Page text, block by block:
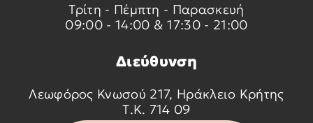
Τρίτη - Πέμπτη - Παρασκευή
09:00 - 14:00 & 17:30 - 21:00
Διεύθυνση
Λεωφόρος Κνωσού 217, Ηράκλειο Κρήτης
Τ.Κ. 714 09